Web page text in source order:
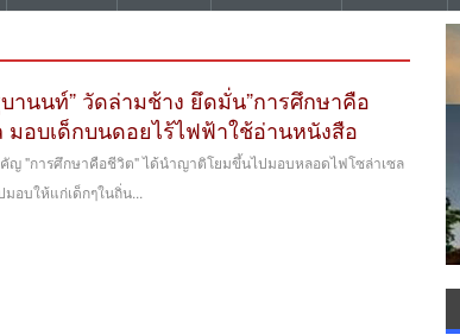
านนท์” วัดล่ามช้าง ยึดมั่น”การศึกษาคือ
มอบเด็กบนดอยไร้ไฟฟ้าใช้อ่านหนังสือ
ญ "การศึกษาคือชีวิต" ได้นำญาติโยมขึ้นไปมอบหลอดไฟโซล่าเซล
อบให้แก่เด็กๆในถิ่น...